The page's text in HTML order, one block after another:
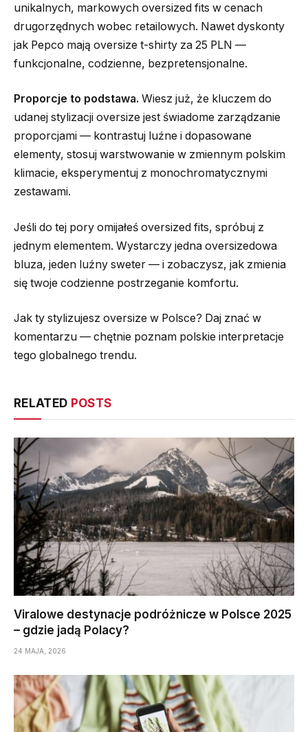
unikalnych, markowych oversized fits w cenach
drugorzędnych wobec retailowych. Nawet dyskonty
jak Pepco mają oversize t-shirty za 25 PLN —
funkcjonalne, codzienne, bezpretensjonalne.
Proporcje to podstawa. Wiesz już, że kluczem do
udanej stylizacji oversize jest świadome zarządzanie
proporcjami — kontrastuj luźne i dopasowane
elementy, stosuj warstwowanie w zmiennym polskim
klimacie, eksperymentuj z monochromatycznymi
zestawami.
Jeśli do tej pory omijałeś oversized fits, spróbuj z
jednym elementem. Wystarczy jedna oversizedowa
bluza, jeden luźny sweter — i zobaczysz, jak zmienia
się twoje codzienne postrzeganie komfortu.
Jak ty stylizujesz oversize w Polsce? Daj znać w
komentarzu — chętnie poznam polskie interpretacje
tego globalnego trendu.
RELATED POSTS
Viralowe destynacje podróżnicze w Polsce 2025
– gdzie jadą Polacy?
24 MAJA, 2026